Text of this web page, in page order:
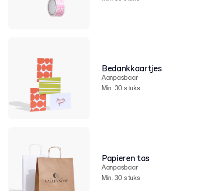
Bedankkaartjes
Aanpasbaar
Min. 30 stuks
Papieren tas
Aanpasbaar
Min. 30 stuks